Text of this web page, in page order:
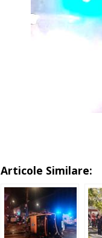
Articole Similare: